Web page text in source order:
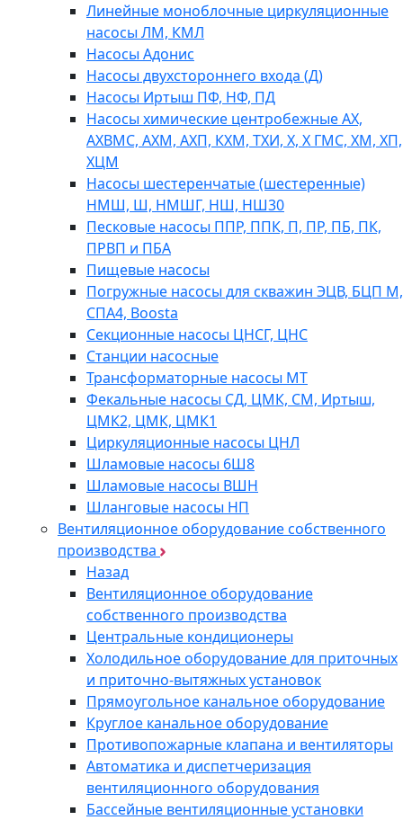
Линейные моноблочные циркуляционные
насосы ЛМ, КМЛ
Насосы Адонис
Насосы двухстороннего входа (Д)
Насосы Иртыш ПФ, НФ, ПД
Насосы химические центробежные АХ,
АХВМС, АХМ, АХП, КХМ, ТХИ, Х, Х ГМС, ХМ, ХП,
ХЦМ
Насосы шестеренчатые (шестеренные)
НМШ, Ш, НМШГ, НШ, НШ30
Песковые насосы ППР, ППК, П, ПР, ПБ, ПК,
ПРВП и ПБА
Пищевые насосы
Погружные насосы для скважин ЭЦВ, БЦП М,
СПА4, Boosta
Секционные насосы ЦНСГ, ЦНС
Станции насосные
Трансформаторные насосы МТ
Фекальные насосы СД, ЦМК, СМ, Иртыш,
ЦМК2, ЦМК, ЦМК1
Циркуляционные насосы ЦНЛ
Шламовые насосы 6Ш8
Шламовые насосы ВШН
Шланговые насосы НП
Вентиляционное оборудование собственного
производства
Назад
Вентиляционное оборудование
собственного производства
Центральные кондиционеры
Холодильное оборудование для приточных
и приточно-вытяжных установок
Прямоугольное канальное оборудование
Круглое канальное оборудование
Противопожарные клапана и вентиляторы
Автоматика и диспетчеризация
вентиляционного оборудования
Бассейные вентиляционные установки